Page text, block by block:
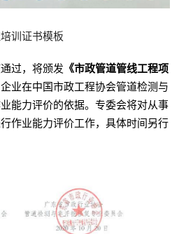
训证书模板
过，将颁发 《市政管道管线工程项
业在中国市政工程协会管道检测与
能力评价的依据。专委会将对从事
作业能力评价工作，具体时间另行